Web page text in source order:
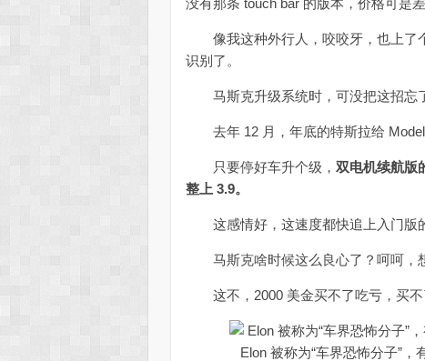
像我这种外行人，咬咬牙，也上了
识别了。
马斯克升级系统时，可没把这招忘
去年 12 月，年底的特斯拉给 Model
只要停好车升个级，双电机续航版
整上 3.9。
这感情好，这速度都快追上入门版
马斯克啥时候这么良心了？呵呵，
这不，2000 美金买不了吃亏，买不
Elon 被称为“车界恐怖分子”